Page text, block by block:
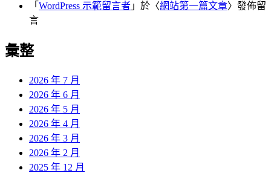
「 WordPress 示範留言者 」於〈網站第一篇文章〉發佈留
言
彙整
2026 年 7 月
2026 年 6 月
2026 年 5 月
2026 年 4 月
2026 年 3 月
2026 年 2 月
2025 年 12 月